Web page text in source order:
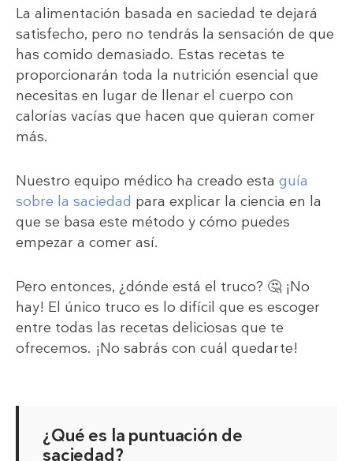
La alimentación basada en saciedad te dejará
satisfecho, pero no tendrás la sensación de que
has comido demasiado. Estas recetas te
proporcionarán toda la nutrición esencial que
necesitas en lugar de llenar el cuerpo con
calorías vacías que hacen que quieran comer
más.
Nuestro equipo médico ha creado esta guía
sobre la saciedad para explicar la ciencia en la
que se basa este método y cómo puedes
empezar a comer así.
Pero entonces, ¿dónde está el truco? 🤔 ¡No
hay! El único truco es lo difícil que es escoger
entre todas las recetas deliciosas que te
ofrecemos. ¡No sabrás con cuál quedarte!
¿Qué es la puntuación de
saciedad?